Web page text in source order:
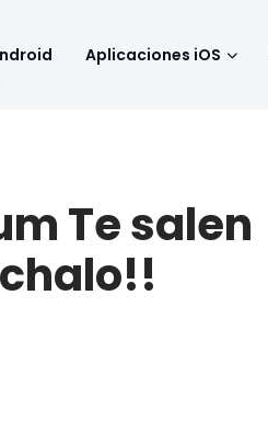
Aplicaciones iOS
Te salen